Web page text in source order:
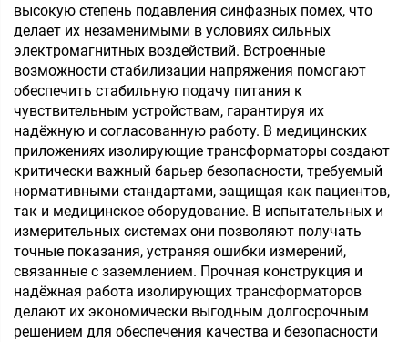
высокую степень подавления синфазных помех, что
делает их незаменимыми в условиях сильных
электромагнитных воздействий. Встроенные
возможности стабилизации напряжения помогают
обеспечить стабильную подачу питания к
чувствительным устройствам, гарантируя их
надёжную и согласованную работу. В медицинских
приложениях изолирующие трансформаторы создают
критически важный барьер безопасности, требуемый
нормативными стандартами, защищая как пациентов,
так и медицинское оборудование. В испытательных и
измерительных системах они позволяют получать
точные показания, устраняя ошибки измерений,
связанные с заземлением. Прочная конструкция и
надёжная работа изолирующих трансформаторов
делают их экономически выгодным долгосрочным
решением для обеспечения качества и безопасности